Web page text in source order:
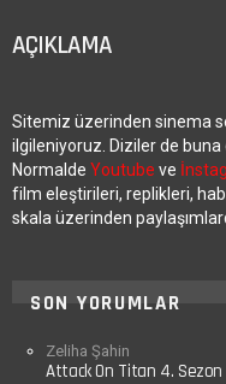
AÇIKLAMA
Sitemiz üzerinden sinema
ilgileniyoruz. Diziler de buna
Normalde Youtube ve
film eleştirileri, replikleri,
skala üzerinden
SON YORUMLAR
Zeliha Şahin
Attack On Titan 4. Sezon